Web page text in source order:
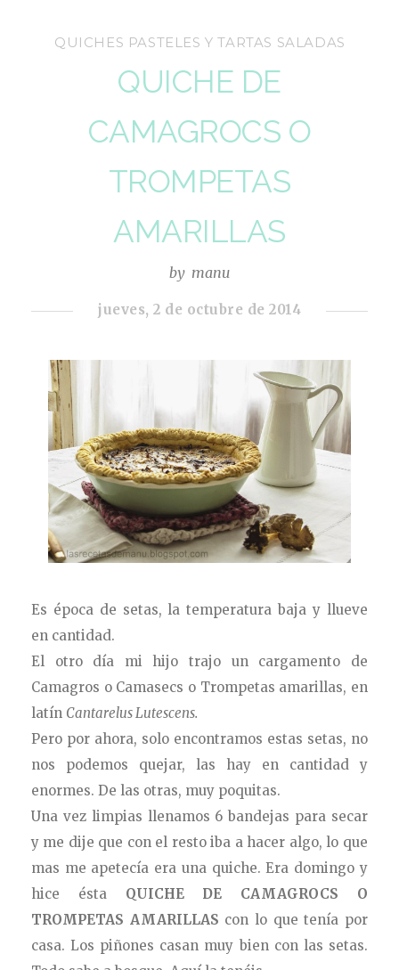
QUICHES PASTELES Y TARTAS SALADAS
QUICHE DE
CAMAGROCS O
TROMPETAS
AMARILLAS
by manu
jueves, 2 de octubre de 2014
Es época de setas, la temperatura baja y llueve
en cantidad.
El otro día mi hijo trajo un cargamento de
Camagros o Camasecs o Trompetas amarillas, en
latín Cantarelus Lutescens.
Pero por ahora, solo encontramos estas setas, no
nos podemos quejar, las hay en cantidad y
enormes. De las otras, muy poquitas.
Una vez limpias llenamos 6 bandejas para secar
y me dije que con el resto iba a hacer algo, lo que
mas me apetecía era una quiche. Era domingo y
hice ésta QUICHE DE CAMAGROCS O
TROMPETAS AMARILLAS con lo que tenía por
casa. Los piñones casan muy bien con las setas.